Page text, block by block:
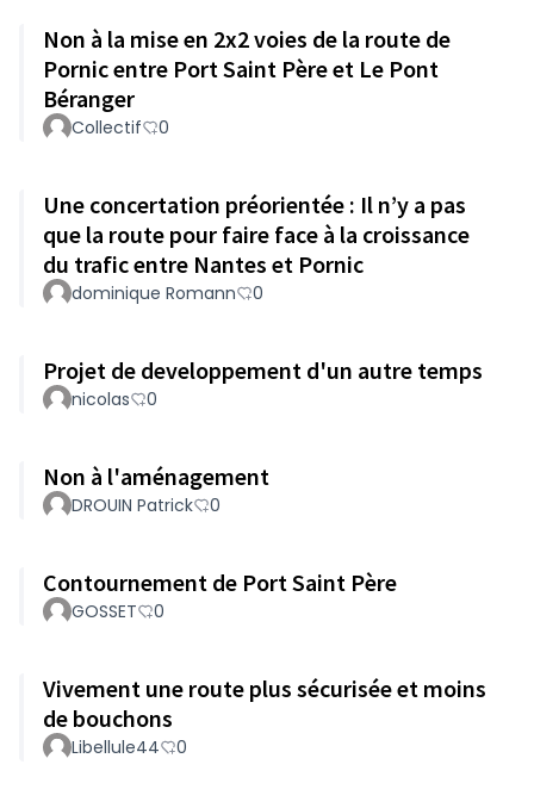
Non à la mise en 2x2 voies de la route de
Pornic entre Port Saint Père et Le Pont
Béranger
Collectif 0
Une concertation préorientée : Il n’y a pas
que la route pour faire face à la croissance
du trafic entre Nantes et Pornic
dominique Romann 0
Projet de developpement d'un autre temps
nicolas 0
Non à l'aménagement
DROUIN Patrick 0
Contournement de Port Saint Père
GOSSET 0
Vivement une route plus sécurisée et moins
de bouchons
Libellule44 0